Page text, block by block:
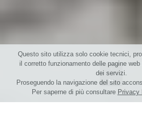
.
Questo sito utilizza solo cookie tecnici,
il corretto funzionamento delle pagine
dei servizi.
Proseguendo la navigazione del sito
Per saperne di più consultare Privacy